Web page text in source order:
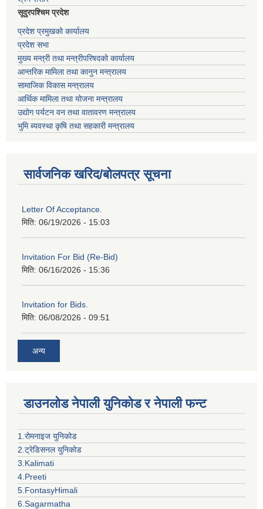
सूदुरपश्चिम प्रदेश
प्रदेश प्रमुखको कार्यालय
प्रदेश सभा
मुख्य मन्त्री तथा मन्त्रीपरिषदको कार्यालय
आन्तरिक मामिला तथा कानुन मन्त्रालय
सामाजिक विकास मन्त्रालय
आर्थिक मामिला तथा योजना मन्त्रालय
उद्योग पर्यटन वन तथा वातावरण मन्त्रालय
भुमि ब्यवस्था कृषि तथा सहकारी मन्त्रालय
सार्वजनिक खरिद/बोलपत्र सूचना
Letter Of Acceptance.
मिति: 06/19/2026 - 15:03
Invitation For Bid (Re-Bid)
मिति: 06/16/2026 - 15:36
Invitation for Bids.
मिति: 06/08/2026 - 09:51
अन्य
डाउनलोड नेपाली युनिकोड र नेपाली फन्ट
1.रोमनाइज युनिकोड
2.ट्रेडिसनल युनिकोड
3.Kalimati
4.Preeti
5.FontasyHimali
6.Sagarmatha